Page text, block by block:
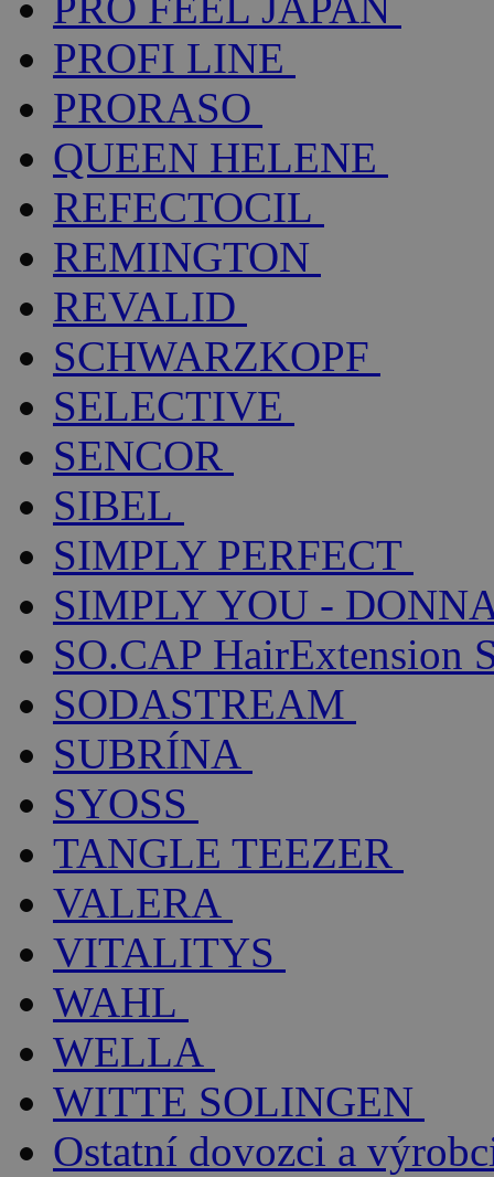
PROFI LINE
PRORASO
QUEEN HELENE
REFECTOCIL
REMINGTON
REVALID
SCHWARZKOPF
SELECTIVE
SENCOR
SIBEL
SIMPLY PERFECT
SIMPLY YOU -
SO.CAP HairExtension
SODASTREAM
SUBRÍNA
SYOSS
TANGLE TEEZER
VALERA
VITALITYS
WAHL
WELLA
WITTE SOLINGEN
Ostatní dovozci a